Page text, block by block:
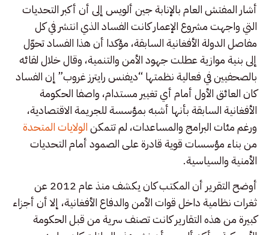
أشار المفتش العام بالإنابة جين ألويس إلى أن أكبر التحديات
التي واجهت مشروع الإعمار كانت الفساد الذي انتشر في كل
مفاصل الدولة الأفغانية السابقة، مؤكدا أن هذا الفساد تحوّل
إلى بنية موازية عطلت جهود الأمن والتنمية، وقال خلال لقائه
بالصحفيين في فعالية نظمتها “ديفنس رايترز غروب” إن الفساد
كان العائق الأول أمام أي تغيير مستدام، واصفا الحكومة
الأفغانية السابقة بأنها أشبه بمؤسسة للجريمة الاقتصادية،
ورغم مئات البرامج والمساعدات، لم تتمكنالولايات المتحدة
من بناء مؤسسات قوية قادرة على الصمود أمام التحديات
الأمنية والسياسية.
أوضح التقرير أن المكتب كان يكشف منذ عام 2012 عن
ثغرات نظامية داخل قوات الأمن والدفاع الأفغانية، إلا أن أجزاء
كبيرة من هذه التقارير كانت تصنف سرية من قبل الحكومة